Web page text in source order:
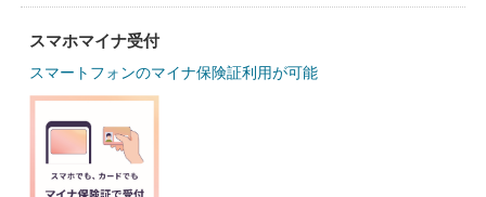
スマホマイナ受付
スマートフォンのマイナ保険証利用が可能